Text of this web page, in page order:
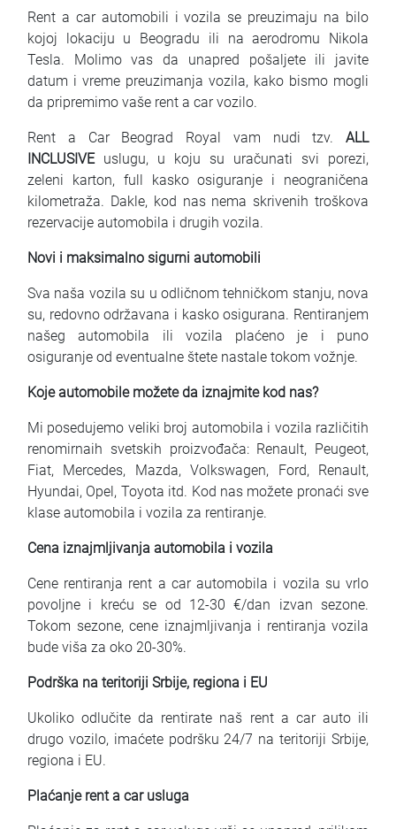
Rent a car automobili i vozila se preuzimaju na bilo
kojoj lokaciju u Beogradu ili na aerodromu Nikola
Tesla. Molimo vas da unapred pošaljete ili javite
datum i vreme preuzimanja vozila, kako bismo mogli
da pripremimo vaše rent a car vozilo.
Rent a Car Beograd Royal vam nudi tzv. ALL
INCLUSIVE uslugu, u koju su uračunati svi porezi,
zeleni karton, full kasko osiguranje i neograničena
kilometraža. Dakle, kod nas nema skrivenih troškova
rezervacije automobila i drugih vozila.
Novi i maksimalno sigurni automobili
Sva naša vozila su u odličnom tehničkom stanju, nova
su, redovno održavana i kasko osigurana. Rentiranjem
našeg automobila ili vozila plaćeno je i puno
osiguranje od eventualne štete nastale tokom vožnje.
Koje automobile možete da iznajmite kod nas?
Mi posedujemo veliki broj automobila i vozila različitih
renomirnaih svetskih proizvođača: Renault, Peugeot,
Fiat, Mercedes, Mazda, Volkswagen, Ford, Renault,
Hyundai, Opel, Toyota itd. Kod nas možete pronaći sve
klase automobila i vozila za rentiranje.
Cena iznajmljivanja automobila i vozila
Cene rentiranja rent a car automobila i vozila su vrlo
povoljne i kreću se od 12-30 €/dan izvan sezone.
Tokom sezone, cene iznajmljivanja i rentiranja vozila
bude viša za oko 20-30%.
Podrška na teritoriji Srbije, regiona i EU
Ukoliko odlučite da rentirate naš rent a car auto ili
drugo vozilo, imaćete podršku 24/7 na teritoriji Srbije,
regiona i EU.
Plaćanje rent a car usluga